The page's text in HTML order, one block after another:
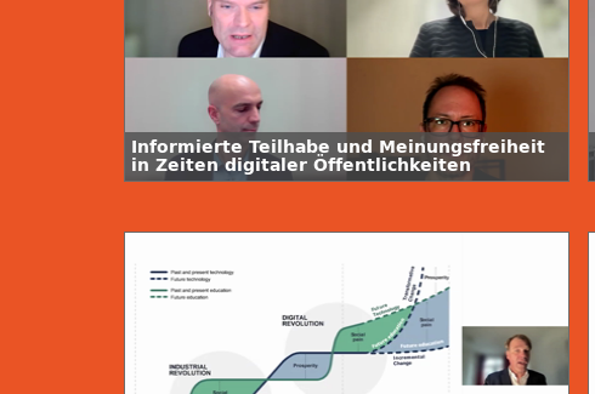
Informierte Teilhabe und Meinungsfreiheit
in Zeiten digitaler Öffentlichkeiten